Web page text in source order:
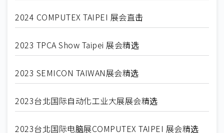
2024 COMPUTEX TAIPEI 展会直击
2023 TPCA Show Taipei 展会精选
2023 SEMICON TAIWAN展会精选
2023台北国际自动化工业大展展会精选
2023台北国际电脑展COMPUTEX TAIPEI 展会精选